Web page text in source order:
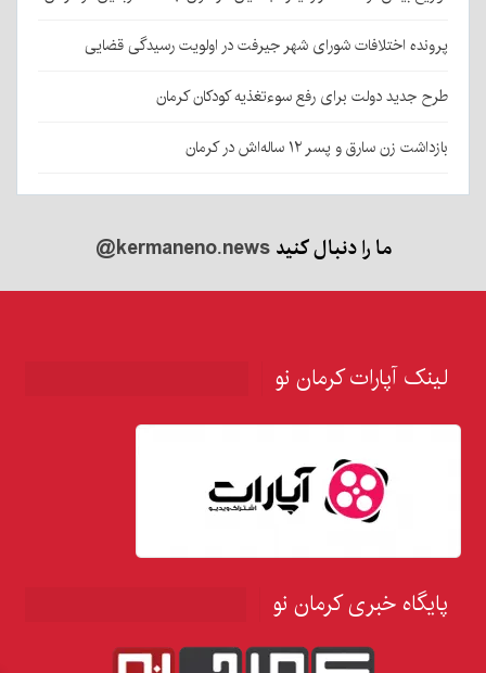
پرونده اختلافات شورای شهر جیرفت در اولویت رسیدگی قضایی
طرح جدید دولت برای رفع سوءتغذیه کودکان کرمان
بازداشت زن سارق و پسر ۱۲ ساله‌اش در کرمان
ما را دنبال کنید@kermaneno.news
لینک آپارات کرمان نو
پایگاه خبری کرمان نو